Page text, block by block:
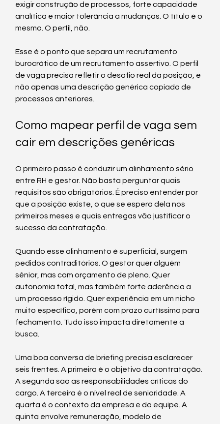
exigir construção de processos, forte capacidade
analítica e maior tolerância a mudanças. O título é o
mesmo. O perfil, não.
Esse é o ponto que separa um recrutamento
burocrático de um recrutamento assertivo. O perfil
de vaga precisa refletir o desafio real da posição, e
não apenas uma descrição genérica copiada de
processos anteriores.
Como mapear perfil de vaga sem
cair em descrições genéricas
O primeiro passo é conduzir um alinhamento sério
entre RH e gestor. Não basta perguntar quais
requisitos são obrigatórios. É preciso entender por
que a posição existe, o que se espera dela nos
primeiros meses e quais entregas vão justificar o
sucesso da contratação.
Quando esse alinhamento é superficial, surgem
pedidos contraditórios. O gestor quer alguém
sênior, mas com orçamento de pleno. Quer
autonomia total, mas também forte aderência a
um processo rígido. Quer experiência em um nicho
muito específico, porém com prazo curtíssimo para
fechamento. Tudo isso impacta diretamente a
busca.
Uma boa conversa de briefing precisa esclarecer
seis frentes. A primeira é o objetivo da contratação.
A segunda são as responsabilidades críticas do
cargo. A terceira é o nível real de senioridade. A
quarta é o contexto da empresa e da equipe. A
quinta envolve remuneração, modelo de